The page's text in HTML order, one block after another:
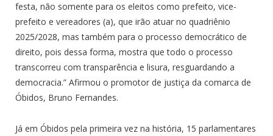
festa, não somente para os eleitos como prefeito, vice-
prefeito e vereadores (a), que irão atuar no quadriênio
2025/2028, mas também para o processo democrático de
direito, pois dessa forma, mostra que todo o processo
transcorreu com transparência e lisura, resguardando a
democracia.” Afirmou o promotor de justiça da comarca de
Óbidos, Bruno Fernandes.
Já em Óbidos pela primeira vez na história, 15 parlamentares